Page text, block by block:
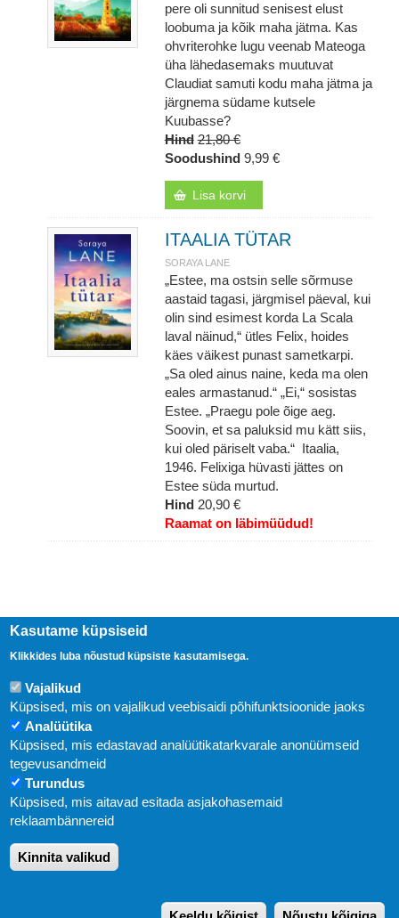
pere oli sunnitud senisest elust
loobuma ja kõik maha jätma. Kas
ohvriterohke lugu veenab Mateoga
üha lähedasemaks muutuvat
Claudiat samuti kodu maha jätma ja
järgnema südame kutsele
Kuubasse?
Hind 21,80 €
Soodushind 9,99 €
Lisa korvi
ITAALIA TÜTAR
SORAYA LANE
„Estee, ma ostsin selle sõrmuse
aastaid tagasi, järgmisel päeval, kui
olin sind esimest korda La Scala
laval näinud,“ ütles Felix, hoides
käes väikest punast sametkarpi.
„Sa oled ainus naine, keda ma olen
eales armastanud.“ „Ei,“ sosistas
Estee. „Praegu pole õige aeg.
Soovin, et sa paluksid mu kätt siis,
kui oled päriselt vaba.“ Itaalia,
1946. Felixiga hüvasti jättes on
Estee süda murtud.
Hind 20,90 €
Raamat on läbimüüdud!
Uudised
KIRJASTUS PEGASUS OÜ © 2020
Paldiski mnt. 29 (A korpus VI korrus), Tallinn
E-post:pegasus[at]pegasus.ee
Kasutame küpsiseid
Klikkides luba nõustud küpsiste kasutamisega.
Vajalikud
Küpsised, mis on vajalikud veebisaidi põhifunktsioonide jaoks
Analüütika
Küpsised, mis edastavad analüütikatarkvarale anonüümseid
tegevusandmeid
Turundus
Küpsised, mis aitavad esitada asjakohasemaid
reklaambännereid
Kinnita valikud